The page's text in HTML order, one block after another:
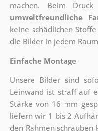
machen. Beim
umweltfreundliche
keine schädlichen
die Bilder in jedem
Einfache Montage
Unsere Bilder sind
Leinwand ist straff auf
Stärke von 16 mm
liefern wir 1 bis 2
den Rahmen schrauben